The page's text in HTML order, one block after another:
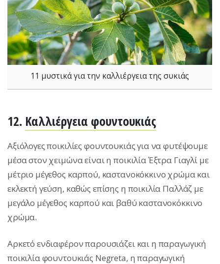
11 μυστικά για την καλλιέργεια της συκιάς
12. Καλλιέργεια φουντουκιάς
Αξιόλογες ποικιλίες φουντουκιάς για να φυτέψουμε
μέσα στον χειμώνα είναι η ποικιλία Έξτρα Γιαγλί με
μέτριο μέγεθος καρπού, καστανοκόκκινο χρώμα και
εκλεκτή γεύση, καθώς επίσης η ποικιλία Παλλάζ με
μεγάλο μέγεθος καρπού και βαθύ καστανοκόκκινο
χρώμα.
Αρκετό ενδιαφέρον παρουσιάζει και η παραγωγική
ποικιλία φουντουκιάς Negreta, η παραγωγική